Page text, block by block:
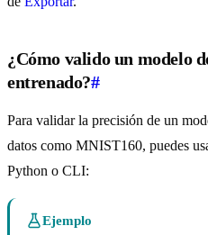
¿Cómo valido un modelo
entrenado?#
Para validar la precisión de un
datos como MNIST160, puedes
Python o CLI:
Ejemplo